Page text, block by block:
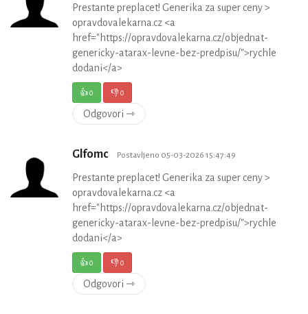
Prestante preplacet! Generika za super ceny >
opravdovalekarna.cz <a
href="https://opravdovalekarna.cz/objednat-
genericky-atarax-levne-bez-predpisu/">rychle
dodani</a>
👍0 👎0
Odgovori ⇾
Glfomc Postavljeno 05-03-2026 15:47:49
Prestante preplacet! Generika za super ceny >
opravdovalekarna.cz <a
href="https://opravdovalekarna.cz/objednat-
genericky-atarax-levne-bez-predpisu/">rychle
dodani</a>
👍0 👎0
Odgovori ⇾